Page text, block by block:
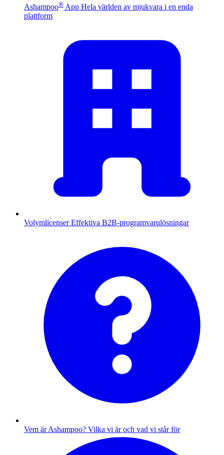
Ashampoo® App Hela världen av mjukvara i en enda
plattform
Volymlicenser Effektiva B2B-programvarulösningar
Vem är Ashampoo? Vilka vi är och vad vi står för